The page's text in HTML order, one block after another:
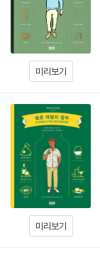
미리보기
미리보기